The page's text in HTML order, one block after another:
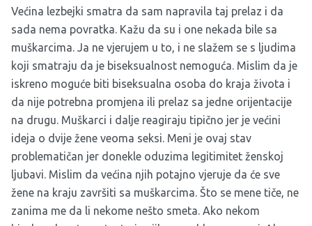
Većina lezbejki smatra da sam napravila taj prelaz i da
sada nema povratka. Kažu da su i one nekada bile sa
muškarcima. Ja ne vjerujem u to, i ne slažem se s ljudima
koji smatraju da je biseksualnost nemoguća. Mislim da je
iskreno moguće biti biseksualna osoba do kraja života i
da nije potrebna promjena ili prelaz sa jedne orijentacije
na drugu. Muškarci i dalje reagiraju tipično jer je većini
ideja o dvije žene veoma seksi. Meni je ovaj stav
problematičan jer donekle oduzima legitimitet ženskoj
ljubavi. Mislim da većina njih potajno vjeruje da će sve
žene na kraju završiti sa muškarcima. Što se mene tiče, ne
zanima me da li nekome nešto smeta. Ako nekom